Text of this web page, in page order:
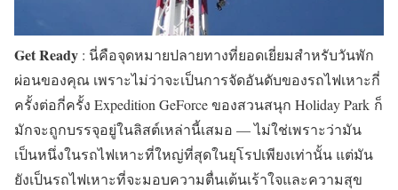
Get Ready : นี่คือจุดหมายปลายทางที่ยอดเยี่ยมสำหรับวันพัก
ผ่อนของคุณ เพราะไม่ว่าจะเป็นการจัดอันดับของรถไฟเหาะกี่
ครั้งต่อกี่ครั้ง Expedition GeForce ของสวนสนุก Holiday Park ก็
มักจะถูกบรรจุอยู่ในลิสต์เหล่านี้เสมอ — ไม่ใช่เพราะว่ามัน
เป็นหนึ่งในรถไฟเหาะที่ใหญ่ที่สุดในยุโรปเพียงเท่านั้น แต่มัน
ยังเป็นรถไฟเหาะที่จะมอบความตื่นเต้นเร้าใจและความสุข